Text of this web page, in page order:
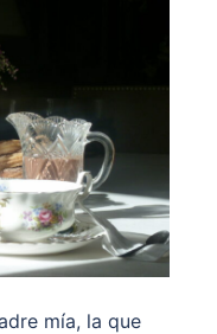
mía, la que